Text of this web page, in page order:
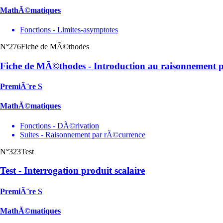
MathÃ©matiques
Fonctions - Limites-asymptotes
N°276Fiche de MÃ©thodes
Fiche de MÃ©thodes - Introduction au raisonnement
PremiÃ¨re S
MathÃ©matiques
Fonctions - DÃ©rivation
Suites - Raisonnement par rÃ©currence
N°323Test
Test - Interrogation produit scalaire
PremiÃ¨re S
MathÃ©matiques